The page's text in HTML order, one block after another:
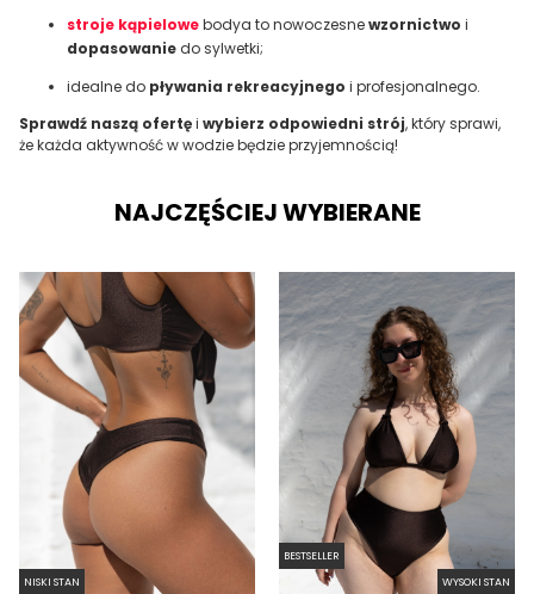
stroje kąpielowebodya to nowoczesnewzornictwo i
dopasowaniedo sylwetki;
idealne do pływania rekreacyjnego i profesjonalnego.
Sprawdź naszą ofertęi wybierz odpowiedni strój, który sprawi,
że każda aktywność w wodzie będzie przyjemnością!
NAJCZĘŚCIEJ WYBIERANE
NISKI STAN
BESTSELLER
WYSOKI STAN